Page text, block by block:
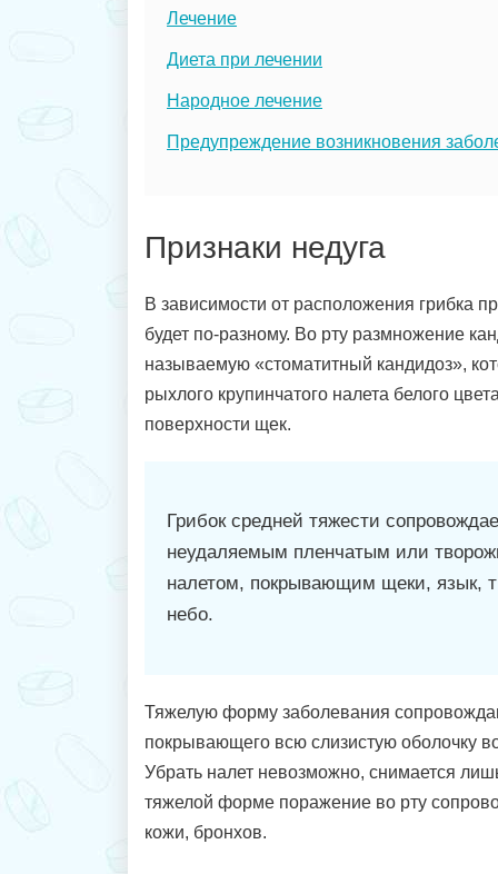
Лечение
Диета при лечении
Народное лечение
Предупреждение возникновения
Признаки недуга
В зависимости от расположения грибка
будет по-разному. Во рту размножение
называемую «стоматитный кандидоз»,
рыхлого крупинчатого налета белого
поверхности щек.
Грибок средней тяжести
неудаляемым пленчатым или
налетом, покрывающим щеки, язык,
небо.
Тяжелую форму заболевания
покрывающего всю слизистую оболочку
Убрать налет невозможно, снимается
тяжелой форме поражение во рту
кожи, бронхов.